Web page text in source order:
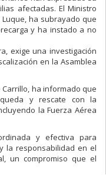
afectadas. El Ministro
ha subrayado que
y ha instado a no
exige una investigación
en la Asamblea
Carrillo, ha informado que
y rescate con la
la Fuerza Aérea
y efectiva para
la responsabilidad en el
un compromiso que el